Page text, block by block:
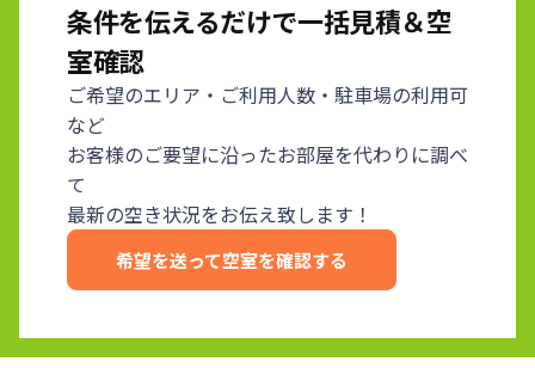
条件を伝えるだけで一括見積＆空
室確認
ご希望のエリア・ご利用人数・駐車場の利用可
など
お客様のご要望に沿ったお部屋を代わりに調べ
て
最新の空き状況をお伝え致します！
希望を送って空室を確認する